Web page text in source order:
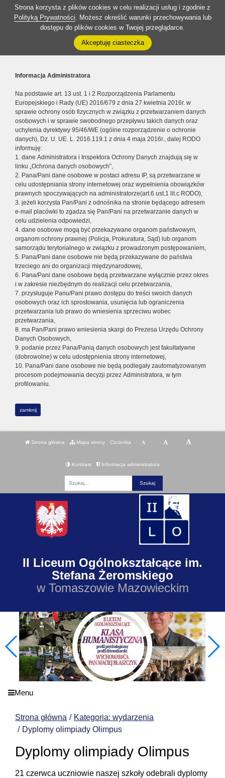
Strona korzysta z plików cookies w celu realizacji usług i zgodnie z
Polityką Prywatności. Możesz określić warunki przechowywania lub
dostępu do plików cookies w Twojej przeglądarce.
Akceptuję ciasteczka
Informacja Administratora
Na podstawie art. 13 ust. 1 i 2 Rozporządzenia Parlamentu
Europejskiego i Rady (UE) 2016/679 z dnia 27 kwietnia 2016r. w
sprawie ochrony osób fizycznych w związku z przetwarzaniem danych
osobowych i w sprawie swobodnego przepływu takich danych oraz
uchylenia dyrektywy 95/46/WE (ogólne rozporządzenie o ochronie
danych), Dz. U. UE. L. 2016.119.1 z dnia 4 maja 2016r., dalej RODO
informuję:
1. dane Administratora i Inspektora Ochrony Danych znajdują się w
linku „Ochrona danych osobowych”,
2. Pana/Pani dane osobowe w postaci adresu IP, są przetwarzane w
celu udostępniania strony internetowej oraz wypełnienia obowiązków
prawnych spoczywających na administratorze(art.6 ust.1 lit.c RODO),
3. jeżeli korzysta Pan/Pani z odnośnika na stronie będącego adresem
e-mail placówki to zgadza się Pan/Pani na przetwarzanie danych w
celu udzielenia odpowiedzi,
4. dane osobowe mogą być przekazywane organom państwowym,
organom ochrony prawnej (Policja, Prokuratura, Sąd) lub organom
samorządu terytorialnego w związku z prowadzonym postępowaniem,
5. Pana/Pani dane osobowe nie będą przekazywane do państwa
trzeciego ani do organizacji międzynarodowej,
6. Pana/Pani dane osobowe będą przetwarzane wyłącznie przez okres
i w zakresie niezbędnym do realizacji celu przetwarzania,
7. przysługuje Panu/Pani prawo dostępu do treści swoich danych
osobowych oraz ich sprostowania, usunięcia lub ograniczenia
przetwarzania lub prawo do wniesienia sprzeciwu wobec
przetwarzania,
8. ma Pan/Pani prawo wniesienia skargi do Prezesa Urzędu Ochrony
Danych Osobowych,
9. podanie przez Pana/Panią danych osobowych jest fakultatywne
(dobrowolne) w celu udostępnienia strony internetowej,
10. Pana/Pani dane osobowe nie będą podlegały zautomatyzowanym
procesom podejmowania decyzji przez Administratora, w tym
profilowaniu.
zamknij
Strona główna Mapa strony Czcionka
Kontrast Informacja administratora
II Liceum Ogólnokształcące im.
Stefana Żeromskiego
w Tomaszowie Mazowieckim
Menu
Strona główna
Kategoria: wydarzenia
Dyplomy olimpiady Olimpus
Dyplomy olimpiady Olimpus
21 czerwca uczniowie naszej szkoły odebrali dyplomy